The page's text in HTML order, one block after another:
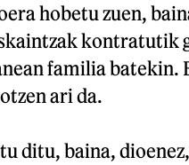
hobetu zuen,
kontratutik
familia batekin.
ari da.
ditu, baina,